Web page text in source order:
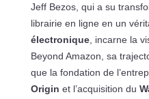
Jeff Bezos, qui a su
librairie en ligne en un
électronique, incarne la
Beyond Amazon, sa
que la fondation de
Origin et l’acquisition du